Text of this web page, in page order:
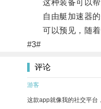
这种装备可以帮
自由艇加速器的
可以预见，随着
#3#
评论
游客
这款app就像我的社交平台